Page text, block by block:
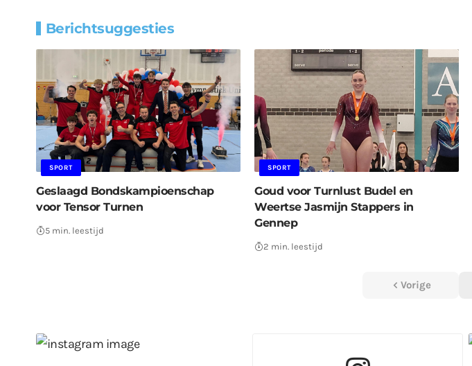
Berichtsuggesties
SPORT
Geslaagd Bondskampioenschap
voor Tensor Turnen
5 min. leestijd
SPORT
Goud voor Turnlust Budel en
Weertse Jasmijn Stappers in
Gennep
2 min. leestijd
Vorige